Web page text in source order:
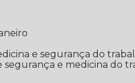
e segurança do
segurança e medicina do